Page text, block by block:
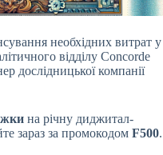
необхідних витрат у
відділу Concorde
дослідницької компанії
на річну диджитал-
зараз за промокодом F500.